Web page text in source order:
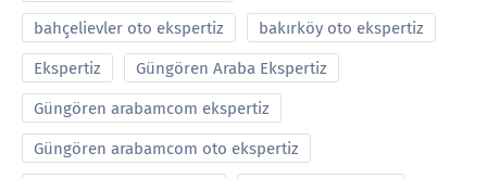
bahçelievler oto ekspertiz bakırköy oto ekspertiz
Ekspertiz Güngören Araba Ekspertiz
Güngören arabamcom ekspertiz
Güngören arabamcom oto ekspertiz